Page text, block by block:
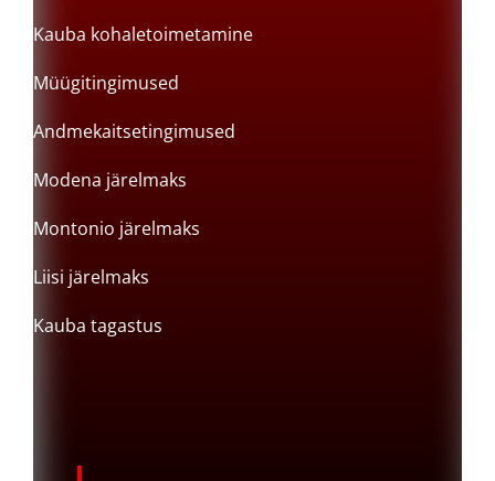
Kauba kohaletoimetamine
Müügitingimused
Andmekaitsetingimused
Modena järelmaks
Montonio järelmaks
Liisi järelmaks
Kauba tagastus